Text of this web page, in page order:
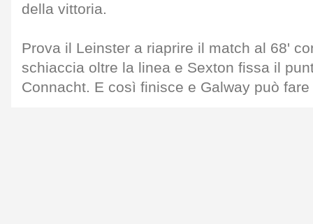
della vittoria.
Prova il Leinster a riaprire il match al 68'
schiaccia oltre la linea e Sexton fissa il
Connacht. E così finisce e Galway può